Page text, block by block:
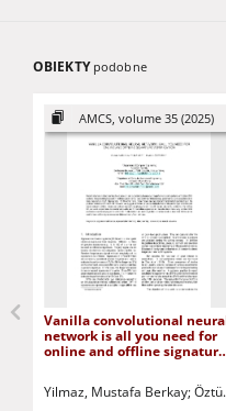
OBIEKTY podobne
AMCS, volume 35 (2025)
Vanilla convolutional
network is all you need for
online and offline signature
Yilmaz, Mustafa Berkay